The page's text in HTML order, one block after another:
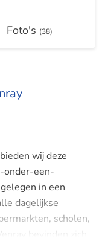
Foto's (38)
wij deze
onder-een-
in een
dagelijkse
scholen,
bevinden zich